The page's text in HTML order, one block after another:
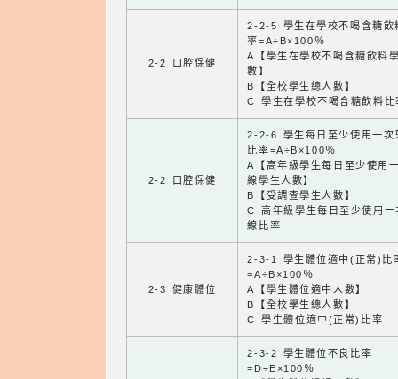
2-2 口腔保健
2-2-5 學生在學校不喝含糖飲
率=A÷B×100％
A【學生在學校不喝含糖飲料
數】
B【全校學生總人數】
C 學生在學校不喝含糖飲料比
2-2 口腔保健
2-2-6 學生每日至少使用一次
比率=A÷B×100％
A【高年級學生每日至少使用
線學生人數】
B【受調查學生人數】
C 高年級學生每日至少使用一
線比率
2-3 健康體位
2-3-1 學生體位適中(正常)比
=A÷B×100％
A【學生體位適中人數】
B【全校學生總人數】
C 學生體位適中(正常)比率
2-3-2 學生體位不良比率
=D÷E×100％